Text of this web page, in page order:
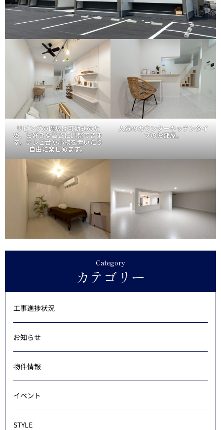
リビングの棚板は可動式のた
め、お好きな高さに調整できま
す。テレビ台や小物を置いたり
自由に楽しめます。
人気のカウンターキッチンタイ
プのお部屋。
Category
カテゴリー
工事進捗状況
お知らせ
物件情報
イベント
STYLE